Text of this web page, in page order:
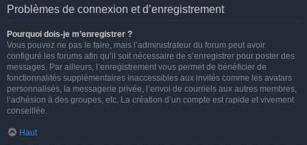
Problèmes de connexion et d’enregistrement
Pourquoi dois-je m’enregistrer ?
Vous pouvez ne pas le faire, mais l’administrateur du forum peut avoir
configuré les forums afin qu’il soit nécessaire de s’enregistrer pour poster des
messages. Par ailleurs, l’enregistrement vous permet de bénéficier de
fonctionnalités supplémentaires inaccessibles aux invités comme les avatars
personnalisés, la messagerie privée, l’envoi de courriels aux autres membres,
l’adhésion à des groupes, etc. La création d’un compte est rapide et vivement
conseillée.
Haut